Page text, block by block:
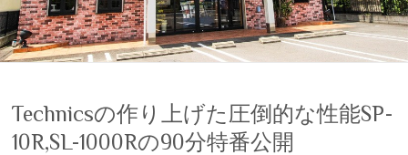
Technicsの作り上げた圧倒的な性能SP-
10R,SL-1000Rの90分特番公開